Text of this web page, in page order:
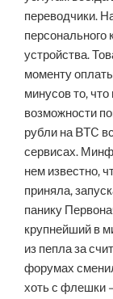
переводчики.
персонального
устройства.
моменту
минусов то,
возможности
рубли на BTC
сервисах.
нем известно,
приняла,
панику
крупнейший в
из пепла за
форумах
хоть с флешки